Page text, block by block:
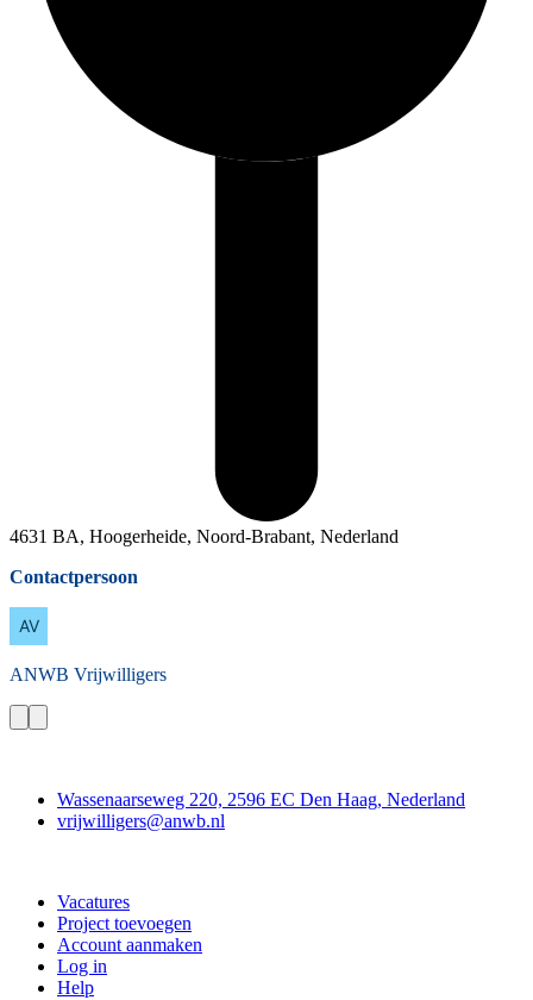
4631 BA, Hoogerheide, Noord-Brabant, Nederland
Contactpersoon
ANWB Vrijwilligers
Wassenaarseweg 220, 2596 EC Den Haag, Nederland
vrijwilligers@anwb.nl
Vacatures
Project toevoegen
Account aanmaken
Log in
Help